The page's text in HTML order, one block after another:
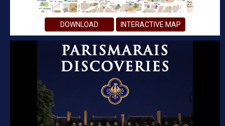
DOWNLOAD INTERACTIVE MAP